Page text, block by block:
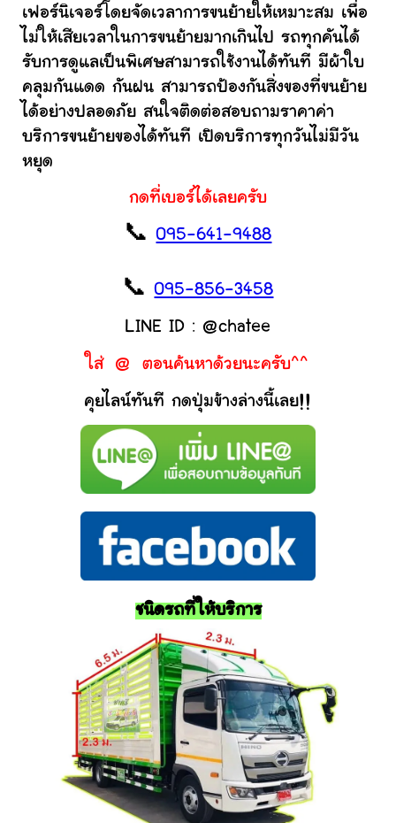
เฟอร์นิเจอร์โดยจัดเวลาการขนย้ายให้เหมาะสม เพื่อ
ไม่ให้เสียเวลาในการขนย้ายมากเกินไป รถทุกคันได้
รับการดูแลเป็นพิเศษสามารถใช้งานได้ทันที มีผ้าใบ
คลุมกันแดด กันฝน สามารถป้องกันสิ่งของที่ขนย้าย
ได้อย่างปลอดภัย สนใจติดต่อสอบถามราคาค่า
บริการขนย้ายของได้ทันที เปิดบริการทุกวันไม่มีวัน
หยุด
กดที่เบอร์ได้เลยครับ
📞095-641-9488
📞095-856-3458
LINE ID : @chatee
ใส่ @ ตอนค้นหาด้วยนะครับ^^
คุยไลน์ทันที กดปุ่มข้างล่างนี้เลย!!
ชนิดรถที่ให้บริการ